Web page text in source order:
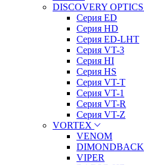
DISCOVERY OPTICS
Серия ED
Серия HD
Серия ED-LHT
Серия VT-3
Серия HI
Серия HS
Серия VT-T
Серия VT-1
Серия VT-R
Серия VT-Z
VORTEX
VENOM
DIMONDBACK
VIPER